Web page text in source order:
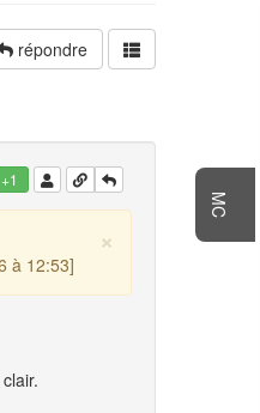
répondre
+1
×
à 12:53]
MC